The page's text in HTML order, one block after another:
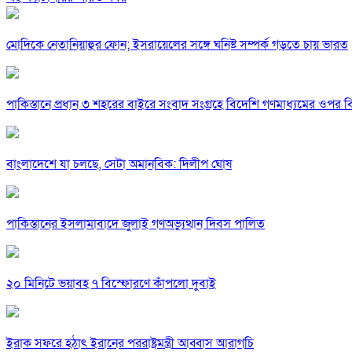
মোদিকে নেতানিয়াহুর ফোন; ইসরায়েলের সঙ্গে ঘনিষ্ট সম্পর্ক গড়তে চায় ভারত
পাকিস্তানে প্রধান ৩ শহরের বাইরে সংবাদ সংগ্রহে বিদেশি গণমাধ্যমের ওপর
বাংলাদেশে যা চলছে, সেটা অমানবিক: দিলীপ ঘোষ
পাকিস্তানের ইসলামাবাদে জুলাই গণঅভ্যুত্থান দিবস পালিত
২০ মিনিটে ভয়াবহ ৭ বিস্ফোরণে কাঁপলো দুবাই
ইরাক সফরে হঠাৎ ইরানের পররাষ্ট্রমন্ত্রী আব্বাস আরাগচি